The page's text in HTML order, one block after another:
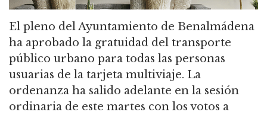
El pleno del Ayuntamiento de Benalmádena
ha aprobado la gratuidad del transporte
público urbano para todas las personas
usuarias de la tarjeta multiviaje. La
ordenanza ha salido adelante en la sesión
ordinaria de este martes con los votos a